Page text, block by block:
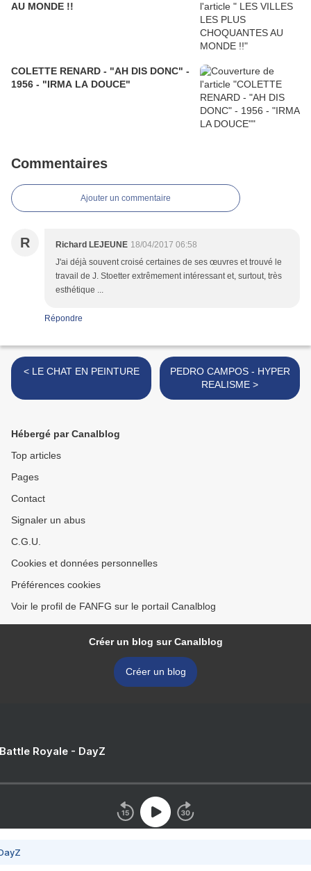
AU MONDE !!
COLETTE RENARD - "AH DIS DONC" -
1956 - "IRMA LA DOUCE"
Commentaires
Ajouter un commentaire
R Richard LEJEUNE 18/04/2017 06:58
J'ai déjà souvent croisé certaines de ses œuvres et trouvé le
travail de J. Stoetter extrêmement intéressant et, surtout, très
esthétique ...
Répondre
< LE CHAT EN PEINTURE
PEDRO CAMPOS - HYPER
REALISME >
Hébergé par Canalblog
Top articles
Pages
Contact
Signaler un abus
C.G.U.
Cookies et données personnelles
Préférences cookies
Voir le profil de FANFG sur le portail Canalblog
Créer un blog sur Canalblog
Créer un blog
Royale - DayZ